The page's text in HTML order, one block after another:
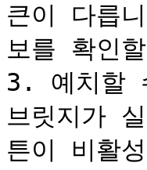
큰이 다릅
보를 확인
3. 예치할
브릿지가
튼이 비활